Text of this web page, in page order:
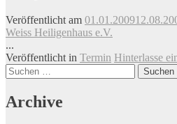
Veröffentlicht am 01.01.2009
Weiss Heiligenhaus e.V.
...
Veröffentlicht in Termin Hinterlasse
Beitrags-
Navigation
Suchen
nach:
Archive